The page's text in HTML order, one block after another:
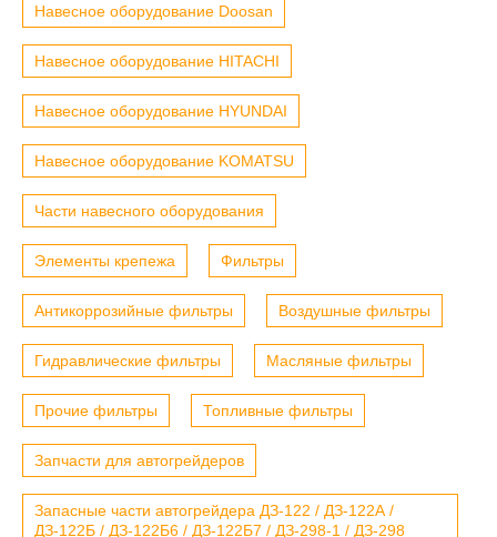
Навесное оборудование Doosan
Навесное оборудование HITACHI
Навесное оборудование HYUNDAI
Навесное оборудование KOMATSU
Части навесного оборудования
Элементы крепежа Фильтры
Антикоррозийные фильтры Воздушные фильтры
Гидравлические фильтры Масляные фильтры
Прочие фильтры Топливные фильтры
Запчасти для автогрейдеров
Запасные части автогрейдера ДЗ-122 / ДЗ-122А /
ДЗ-122Б / ДЗ-122Б6 / ДЗ-122Б7 / ДЗ-298-1 / ДЗ-298